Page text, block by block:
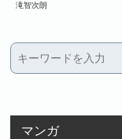
滝智次朗
マンガ